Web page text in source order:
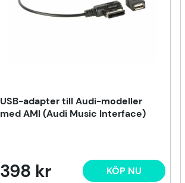
USB-adapter till Audi-modeller
med AMI (Audi Music Interface)
398 kr KÖP NU